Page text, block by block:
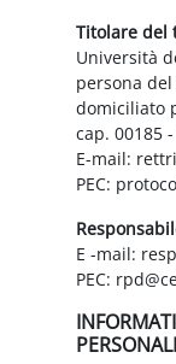
Titolare del
Università
persona
domiciliato
cap. 00185
E-mail:
PEC:
E -mail:
PEC: